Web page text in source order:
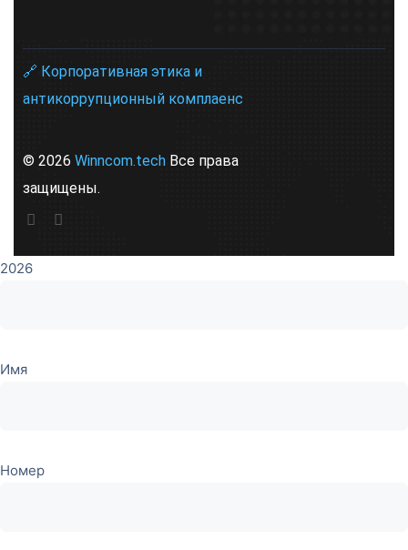
🔗 Корпоративная этика и
антикоррупционный комплаенс
© 2026 Winncom.tech Все права
защищены.
2026
Имя
Номер